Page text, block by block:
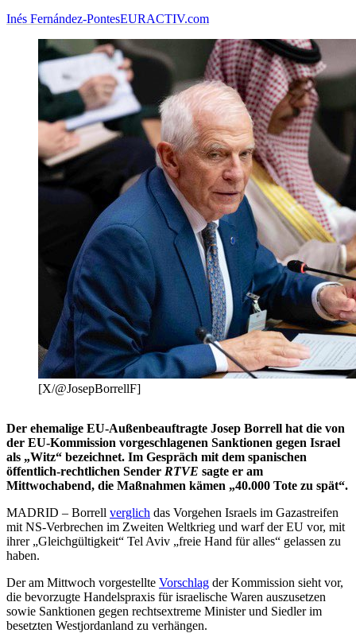
Inés Fernández-PontesEURACTIV.com
[X/@JosepBorrellF]
Der ehemalige EU-Außenbeauftragte Josep Borrell hat die von
der EU-Kommission vorgeschlagenen Sanktionen gegen Israel
als „Witz“ bezeichnet. Im Gespräch mit dem spanischen
öffentlich-rechtlichen Sender RTVE sagte er am
Mittwochabend, die Maßnahmen kämen „40.000 Tote zu spät“.
MADRID – Borrell verglich das Vorgehen Israels im Gazastreifen
mit NS-Verbrechen im Zweiten Weltkrieg und warf der EU vor, mit
ihrer „Gleichgültigkeit“ Tel Aviv „freie Hand für alles“ gelassen zu
haben.
Der am Mittwoch vorgestellte Vorschlag der Kommission sieht vor,
die bevorzugte Handelspraxis für israelische Waren auszusetzen
sowie Sanktionen gegen rechtsextreme Minister und Siedler im
besetzten Westjordanland zu verhängen.